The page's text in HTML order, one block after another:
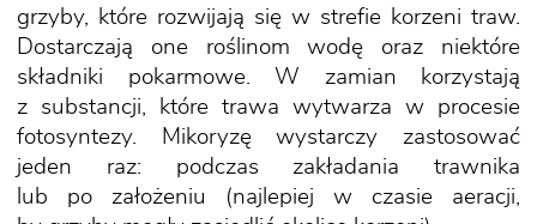
grzyby, które rozwijają się w strefie korzeni traw.
Dostarczają one roślinom wodę oraz niektóre
składniki pokarmowe. W zamian korzystają
z substancji, które trawa wytwarza w procesie
fotosyntezy. Mikoryzę wystarczy zastosować
jeden raz: podczas zakładania trawnika
lub po założeniu (najlepiej w czasie aeracji,